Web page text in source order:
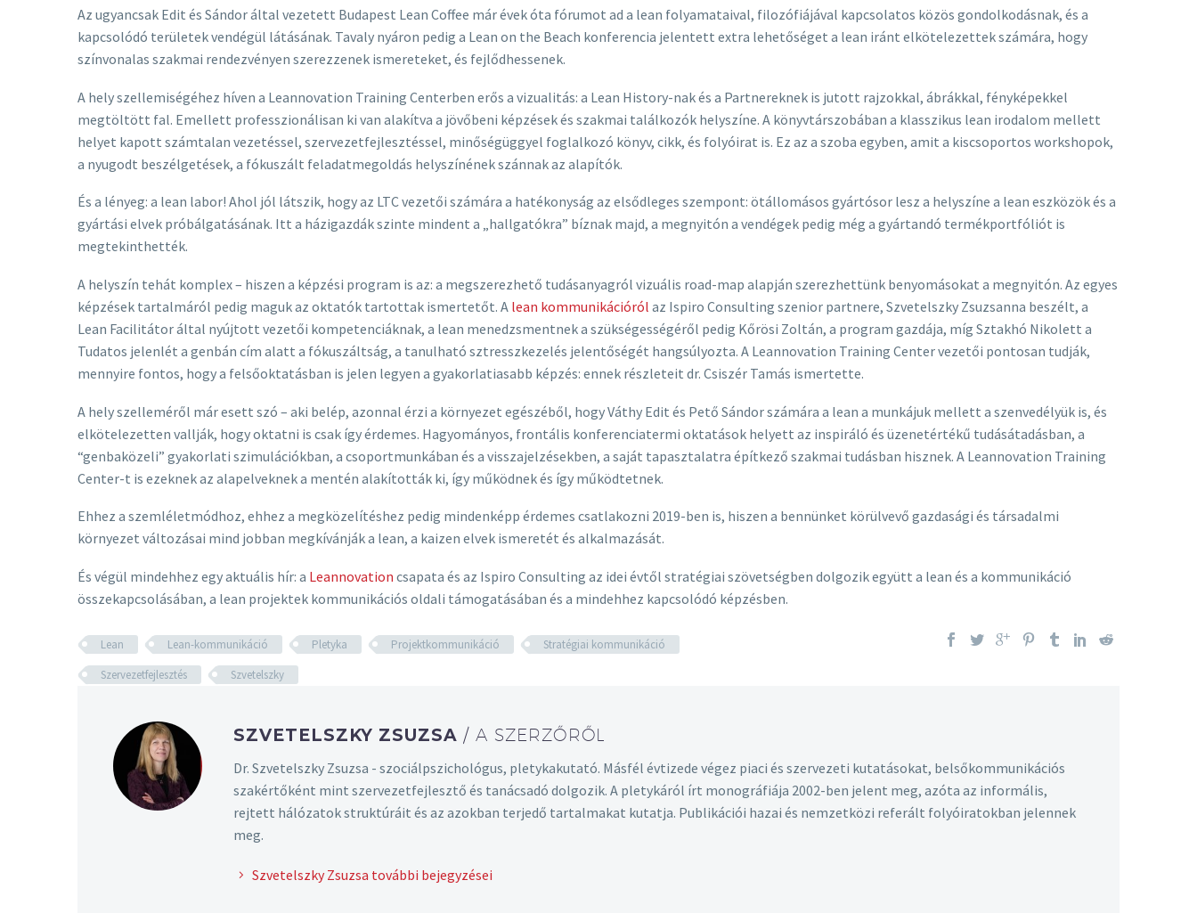
Az ugyancsak Edit és Sándor által vezetett Budapest Lean Coffee már évek óta fórumot ad a lean folyamataival, filozófiájával kapcsolatos közös gondolkodásnak, és a
kapcsolódó területek vendégül látásának. Tavaly nyáron pedig a Lean on the Beach konferencia jelentett extra lehetőséget a lean iránt elkötelezettek számára, hogy
színvonalas szakmai rendezvényen szerezzenek ismereteket, és fejlődhessenek.
A hely szellemiségéhez híven a Leannovation Training Centerben erős a vizualitás: a Lean History-nak és a Partnereknek is jutott rajzokkal, ábrákkal, fényképekkel
megtöltött fal. Emellett professzionálisan ki van alakítva a jövőbeni képzések és szakmai találkozók helyszíne. A könyvtárszobában a klasszikus lean irodalom mellett
helyet kapott számtalan vezetéssel, szervezetfejlesztéssel, minőségüggyel foglalkozó könyv, cikk, és folyóirat is. Ez az a szoba egyben, amit a kiscsoportos workshopok,
a nyugodt beszélgetések, a fókuszált feladatmegoldás helyszínének szánnak az alapítók.
És a lényeg: a lean labor! Ahol jól látszik, hogy az LTC vezetői számára a hatékonyság az elsődleges szempont: ötállomásos gyártósor lesz a helyszíne a lean eszközök és a
gyártási elvek próbálgatásának. Itt a házigazdák szinte mindent a „hallgatókra” bíznak majd, a megnyitón a vendégek pedig még a gyártandó termékportfóliót is
megtekinthették.
A helyszín tehát komplex – hiszen a képzési program is az: a megszerezhető tudásanyagról vizuális road-map alapján szerezhettünk benyomásokat a megnyitón. Az egyes
képzések tartalmáról pedig maguk az oktatók tartottak ismertetőt. A lean kommunikációról az Ispiro Consulting szenior partnere, Szvetelszky Zsuzsanna beszélt, a
Lean Facilitátor által nyújtott vezetői kompetenciáknak, a lean menedzsmentnek a szükségességéről pedig Kőrösi Zoltán, a program gazdája, míg Sztakhó Nikolett a
Tudatos jelenlét a genbán cím alatt a fókuszáltság, a tanulható sztresszkezelés jelentőségét hangsúlyozta. A Leannovation Training Center vezetői pontosan tudják,
mennyire fontos, hogy a felsőoktatásban is jelen legyen a gyakorlatiasabb képzés: ennek részleteit dr. Csiszér Tamás ismertette.
A hely szelleméről már esett szó – aki belép, azonnal érzi a környezet egészéből, hogy Váthy Edit és Pető Sándor számára a lean a munkájuk mellett a szenvedélyük is, és
elkötelezetten vallják, hogy oktatni is csak így érdemes. Hagyományos, frontális konferenciatermi oktatások helyett az inspiráló és üzenetértékű tudásátadásban, a
“genbaközeli” gyakorlati szimulációkban, a csoportmunkában és a visszajelzésekben, a saját tapasztalatra építkező szakmai tudásban hisznek. A Leannovation Training
Center-t is ezeknek az alapelveknek a mentén alakították ki, így működnek és így működtetnek.
Ehhez a szemléletmódhoz, ehhez a megközelítéshez pedig mindenképp érdemes csatlakozni 2019-ben is, hiszen a bennünket körülvevő gazdasági és társadalmi
környezet változásai mind jobban megkívánják a lean, a kaizen elvek ismeretét és alkalmazását.
És végül mindehhez egy aktuális hír: a Leannovation csapata és az Ispiro Consulting az idei évtől stratégiai szövetségben dolgozik együtt a lean és a kommunikáció
összekapcsolásában, a lean projektek kommunikációs oldali támogatásában és a mindehhez kapcsolódó képzésben.
Lean Lean-kommunikáció Pletyka Projektkommunikáció
Stratégiai kommunikáció
Szervezetfejlesztés
Szvetelszky
SZVETELSZKY ZSUZSA/ A SZERZŐRŐL
Dr. Szvetelszky Zsuzsa - szociálpszichológus, pletykakutató. Másfél évtizede végez piaci és szervezeti kutatásokat, belsőkommunikációs
szakértőként mint szervezetfejlesztő és tanácsadó dolgozik. A pletykáról írt monográfiája 2002-ben jelent meg, azóta az informális,
rejtett hálózatok struktúráit és az azokban terjedő tartalmakat kutatja. Publikációi hazai és nemzetközi referált folyóiratokban jelennek
meg.
Szvetelszky Zsuzsa további bejegyzései